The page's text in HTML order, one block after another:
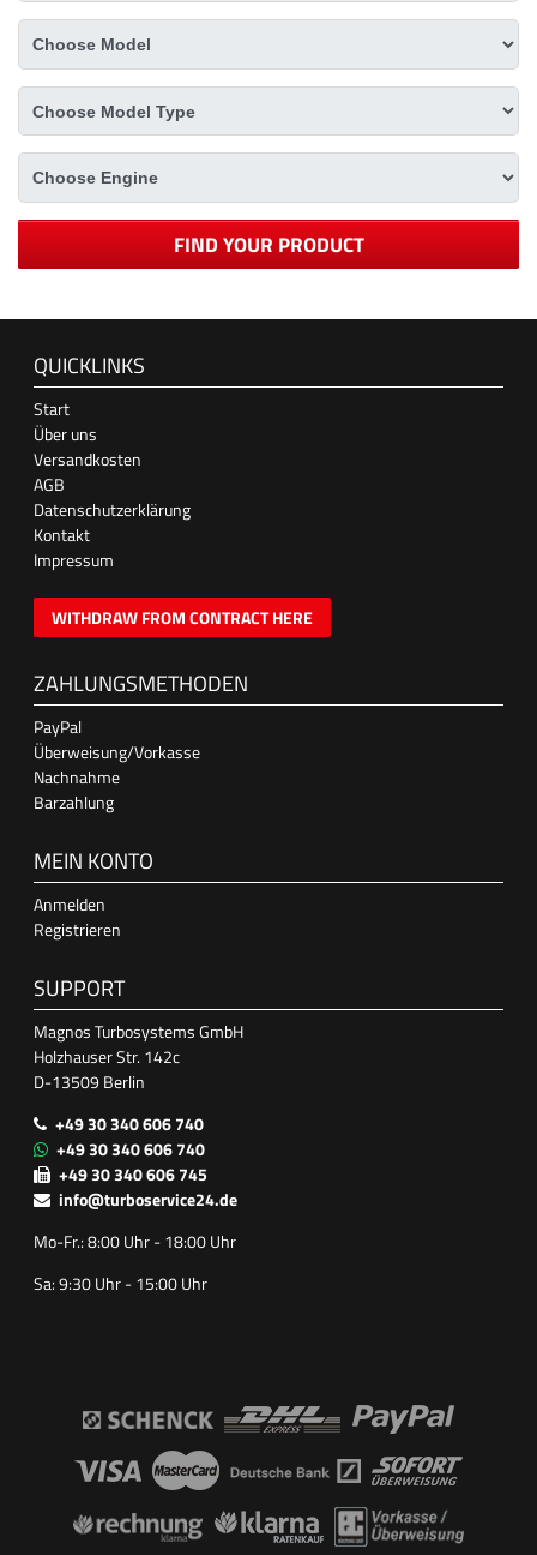
FIND YOUR PRODUCT
QUICKLINKS
Start
Über uns
Versandkosten
AGB
Datenschutzerklärung
Kontakt
Impressum
WITHDRAW FROM CONTRACT HERE
ZAHLUNGSMETHODEN
PayPal
Überweisung/Vorkasse
Nachnahme
Barzahlung
MEIN KONTO
Anmelden
Registrieren
SUPPORT
Magnos Turbosystems GmbH
Holzhauser Str. 142c
D-13509 Berlin
+49 30 340 606 740
+49 30 340 606 740
+49 30 340 606 745
info@turboservice24.de
Mo-Fr.: 8:00 Uhr - 18:00 Uhr
Sa: 9:30 Uhr - 15:00 Uhr